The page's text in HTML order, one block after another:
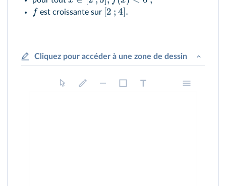
f est croissante sur [2 ; 4].
Cliquez pour accéder à une zone de dessin